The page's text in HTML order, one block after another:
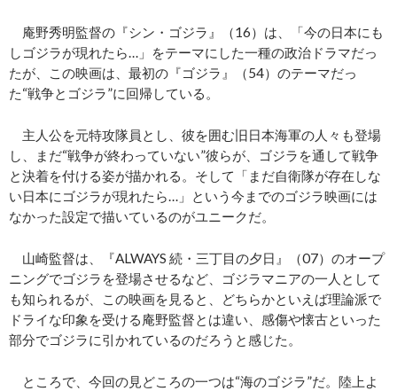
庵野秀明監督の『シン・ゴジラ』（16）は、「今の日本にも
しゴジラが現れたら…」をテーマにした一種の政治ドラマだっ
たが、この映画は、最初の『ゴジラ』（54）のテーマだっ
た“戦争とゴジラ”に回帰している。
主人公を元特攻隊員とし、彼を囲む旧日本海軍の人々も登場
し、まだ“戦争が終わっていない”彼らが、ゴジラを通して戦争
と決着を付ける姿が描かれる。そして「まだ自衛隊が存在しな
い日本にゴジラが現れたら…」という今までのゴジラ映画には
なかった設定で描いているのがユニークだ。
山崎監督は、『ALWAYS 続・三丁目の夕日』（07）のオープ
ニングでゴジラを登場させるなど、ゴジラマニアの一人として
も知られるが、この映画を見ると、どちらかといえば理論派で
ドライな印象を受ける庵野監督とは違い、感傷や懐古といった
部分でゴジラに引かれているのだろうと感じた。
ところで、今回の見どころの一つは“海のゴジラ”だ。陸上よ